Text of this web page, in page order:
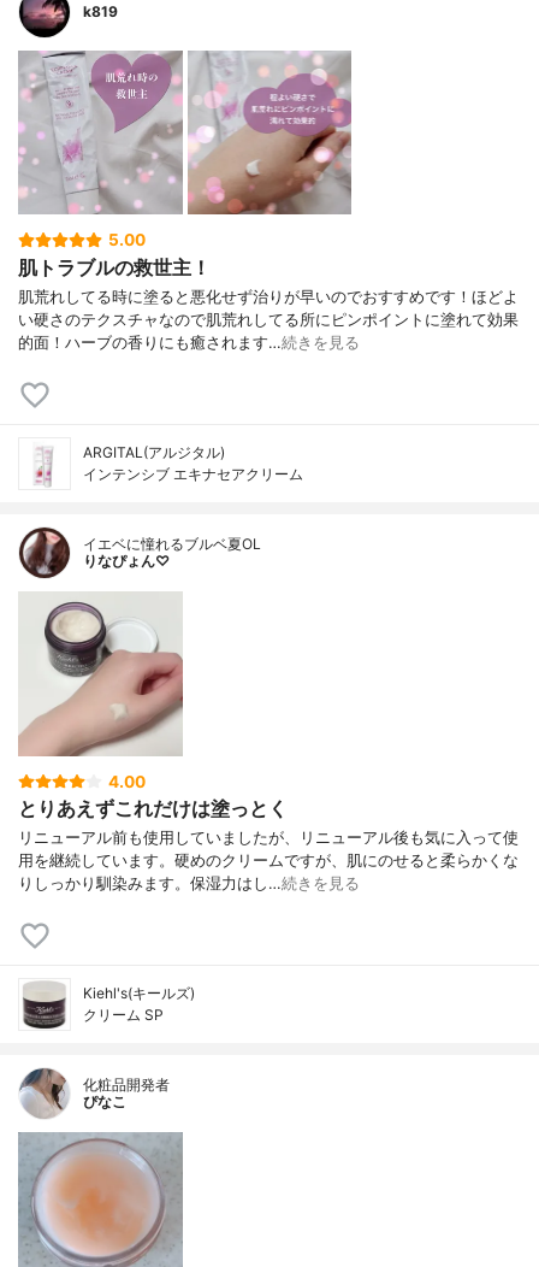
k819
5.00
肌トラブルの救世主！
肌荒れしてる時に塗ると悪化せず治りが早いのでおすすめです！ほどよ
い硬さのテクスチャなので肌荒れしてる所にピンポイントに塗れて効果
的面！ハーブの香りにも癒されます…続きを見る
ARGITAL(アルジタル)
インテンシブ エキナセアクリーム
イエベに憧れるブルベ夏OL
りなぴょん♡
4.00
とりあえずこれだけは塗っとく
リニューアル前も使用していましたが、リニューアル後も気に入って使
用を継続しています。硬めのクリームですが、肌にのせると柔らかくな
りしっかり馴染みます。保湿力はし…続きを見る
Kiehl's(キールズ)
クリーム SP
化粧品開発者
ぴなこ